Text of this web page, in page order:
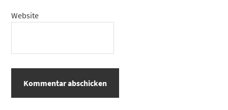
Website